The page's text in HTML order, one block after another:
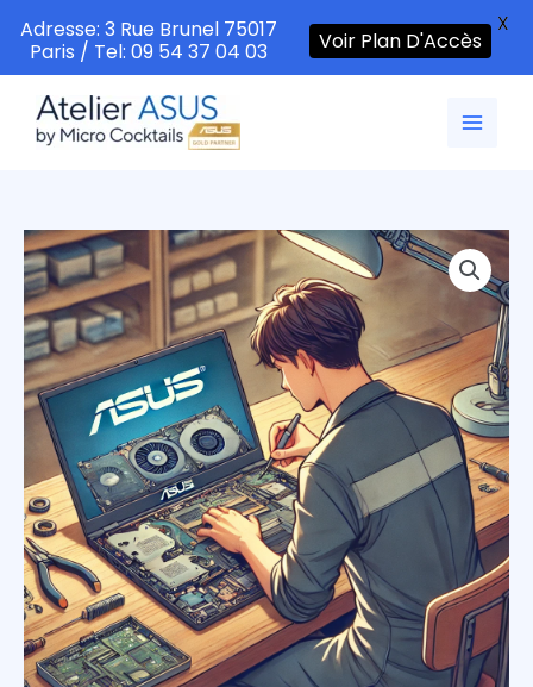
contenu
Adresse: 3 Rue Brunel 75017
Paris / Tel: 09 54 37 04 03
Voir Plan D'Accès
X